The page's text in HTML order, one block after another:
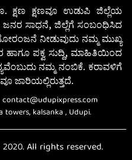
ಕ್ಷಣ ಕ್ಷಣವೂ ಉಡುಪಿ ಜಿಲ್ಲೆಯ
ಸಾಧನೆ, ಜಿಲ್ಲೆಗೆ ಸಂಬಂಧಿಸಿದ
ನೀಡುವುದು ನಮ್ಮ ಮುಖ್ಯ
ಹಾಗೂ ಪಕ್ವ ಸುದ್ದಿ, ಮಾಹಿತಿಯಿಂದ
ನಮ್ಮ ನಂಬಿಕೆ. ಕರಾವಳಿಗೆ
ಜಾರಿಯಲ್ಲಿರುತ್ತದೆ.
contact@udupixpress.com
towers, kalsanka , Udupi.
All rights reserved.